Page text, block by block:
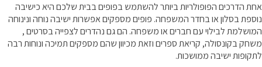
אחת הדרכים הפופולריות ביותר להשתמש בפופים בבית שלכם היא כישיבה
נוספת בסלון או בחדר המשפחה. פופים מספקים אפשרות ישיבה נוחה ונינוחה
המושלמת לבילוי עם חברים או משפחה. הם גם נהדרים לצפייה בסרטים ,
משחק בקונסולה, קריאת ספרים וזאת מכיוון שהם מספקים תמיכה ונוחות רבה
לתקופות ישיבה ממושכות.